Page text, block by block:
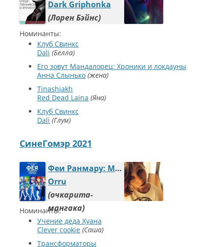
Dark Griphonka
Лорен Бэйнс
Номинанты:
Клуб Свинкс
Dali Белла
Его зовут Мандалорец: Хроники и локдауны
Анна Слынько жена
Tinashiakh
Red Dead Laina Яна
Клуб Свинкс
Dali Глум
СинеГомэр 2021
Феи Ранмару: Мы спасём твоё сердце
Orru
очкарита-
мангака
Номинанты:
Учение деда Хуана
Clever cookie Саша
Трансформаторы